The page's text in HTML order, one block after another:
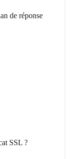
de réponse
SSL ?